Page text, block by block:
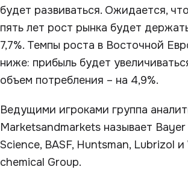
будет развиваться. Ожидается,
пять лет рост рынка будет
7,7%. Темпы роста в Восточной
ниже: прибыль будет
объем потребления – на 4,9%.
Ведущими игроками группа
Мarketsandmarkets называет
Science, BASF, Huntsman, Lubrizol и
chemical Group.